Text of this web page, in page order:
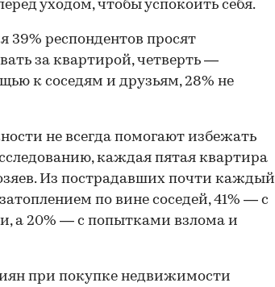
уходом, чтобы успокоить себя.
39% респондентов просят
за квартирой, четверть —
к соседям и друзьям, 28% не
не всегда помогают избежать
каждая пятая квартира
Из пострадавших почти каждый
по вине соседей, 41% — с
а 20% — с попытками взлома и
при покупке недвижимости